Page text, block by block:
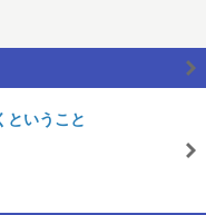
ということ